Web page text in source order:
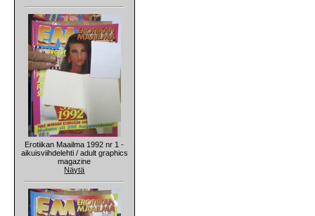
Erotiikan Maailma 1992 nr 1 -
aikuisviihdelehti / adult graphics
magazine
Näytä